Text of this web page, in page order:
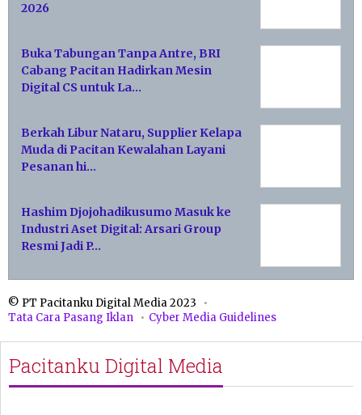
2026
Buka Tabungan Tanpa Antre, BRI
Cabang Pacitan Hadirkan Mesin
Digital CS untuk La…
Berkah Libur Nataru, Supplier Kelapa
Muda di Pacitan Kewalahan Layani
Pesanan hi…
Hashim Djojohadikusumo Masuk ke
Industri Aset Digital: Arsari Group
Resmi Jadi P…
© PT Pacitanku Digital Media 2023
Tata Cara Pasang Iklan
Cyber Media Guidelines
Pacitanku Digital Media